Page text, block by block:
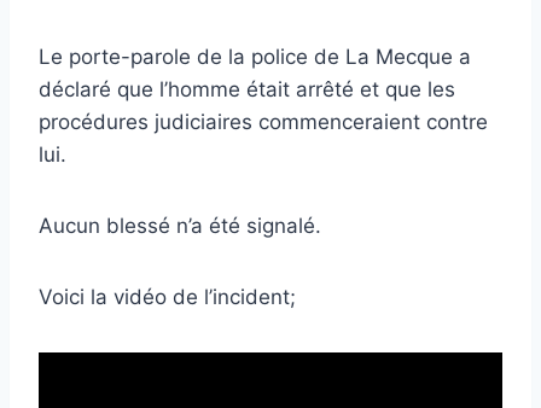
Le porte-parole de la police de La Mecque a
déclaré que l’homme était arrêté et que les
procédures judiciaires commenceraient contre
lui.
Aucun blessé n’a été signalé.
Voici la vidéo de l’incident;